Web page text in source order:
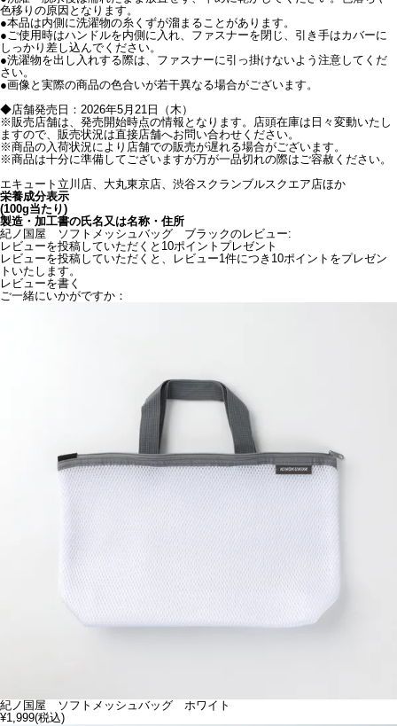
色移りの原因となります。
●本品は内側に洗濯物の糸くずが溜まることがあります。
●ご使用時はハンドルを内側に入れ、ファスナーを閉じ、引き手はカバーに
しっかり差し込んでください。
●洗濯物を出し入れする際は、ファスナーに引っ掛けないよう注意してくだ
さい。
●画像と実際の商品の色合いが若干異なる場合がございます。
◆店舗発売日：2026年5月21日（木）
※販売店舗は、発売開始時点の情報となります。店頭在庫は日々変動いたし
ますので、販売状況は直接店舗へお問い合わせください。
※商品の入荷状況により店舗での販売が遅れる場合がございます。
※商品は十分に準備してございますが万が一品切れの際はご容赦ください。
エキュート立川店、大丸東京店、渋谷スクランブルスクエア店ほか
栄養成分表示
(100g当たり)
製造・加工書の氏名又は名称・住所
紀ノ国屋 ソフトメッシュバッグ ブラックのレビュー:
レビューを投稿していただくと10ポイントプレゼント
レビューを投稿していただくと、レビュー1件につき10ポイントをプレゼン
トいたします。
レビューを書く
ご一緒にいかがですか：
紀ノ国屋 ソフトメッシュバッグ ホワイト
¥1,999(税込)